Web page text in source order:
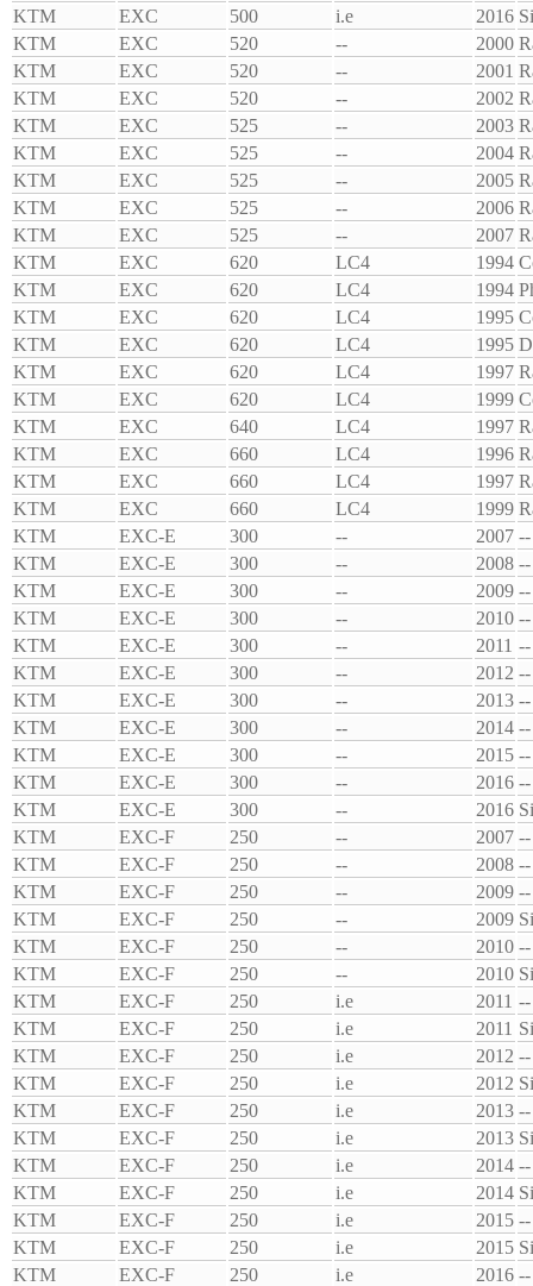
KTM
EXC 500 i.e 2016
KTM
EXC 520 -- 2000
KTM
EXC 520 -- 2001
KTM
EXC 520 -- 2002
KTM
EXC 525 -- 2003
KTM
EXC 525 -- 2004
KTM
EXC 525 -- 2005
KTM
EXC 525 -- 2006
KTM
EXC 525 -- 2007
KTM
EXC 620 LC4 1994
KTM
EXC 620 LC4 1994
KTM
EXC 620 LC4 1995
KTM
EXC 620 LC4 1995
KTM
EXC 620 LC4 1997
KTM
EXC 620 LC4 1999
KTM
EXC 640 LC4 1997
KTM
EXC 660 LC4 1996
KTM
EXC 660 LC4 1997
KTM
EXC 660 LC4 1999
KTM
EXC-E 300 -- 2007 --
KTM
EXC-E 300 -- 2008 --
KTM
EXC-E 300 -- 2009 --
KTM
EXC-E 300 -- 2010 --
KTM
EXC-E 300 -- 2011 --
KTM
EXC-E 300 -- 2012 --
KTM
EXC-E 300 -- 2013 --
KTM
EXC-E 300 -- 2014 --
KTM
EXC-E 300 -- 2015 --
KTM
EXC-E 300 -- 2016 --
KTM
EXC-E 300 -- 2016
KTM
EXC-F 250 -- 2007 --
KTM
EXC-F 250 -- 2008 --
KTM
EXC-F 250 -- 2009 --
KTM
EXC-F 250 -- 2009
KTM
EXC-F 250 -- 2010 --
KTM
EXC-F 250 -- 2010
KTM
EXC-F 250 i.e 2011 --
KTM
EXC-F 250 i.e 2011
KTM
EXC-F 250 i.e 2012 --
KTM
EXC-F 250 i.e 2012
KTM
EXC-F 250 i.e 2013 --
KTM
EXC-F 250 i.e 2013
KTM
EXC-F 250 i.e 2014 --
KTM
EXC-F 250 i.e 2014
KTM
EXC-F 250 i.e 2015 --
KTM
EXC-F 250 i.e 2015
KTM
EXC-F 250 i.e 2016 --